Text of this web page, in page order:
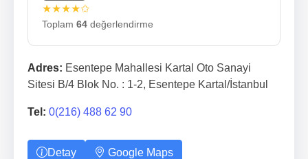
★★★★✩
Toplam 64 değerlendirme
Adres: Esentepe Mahallesi Kartal Oto Sanayi
Sitesi B/4 Blok No. : 1-2, Esentepe Kartal/İstanbul
Tel: 0(216) 488 62 90
Detay Google Maps